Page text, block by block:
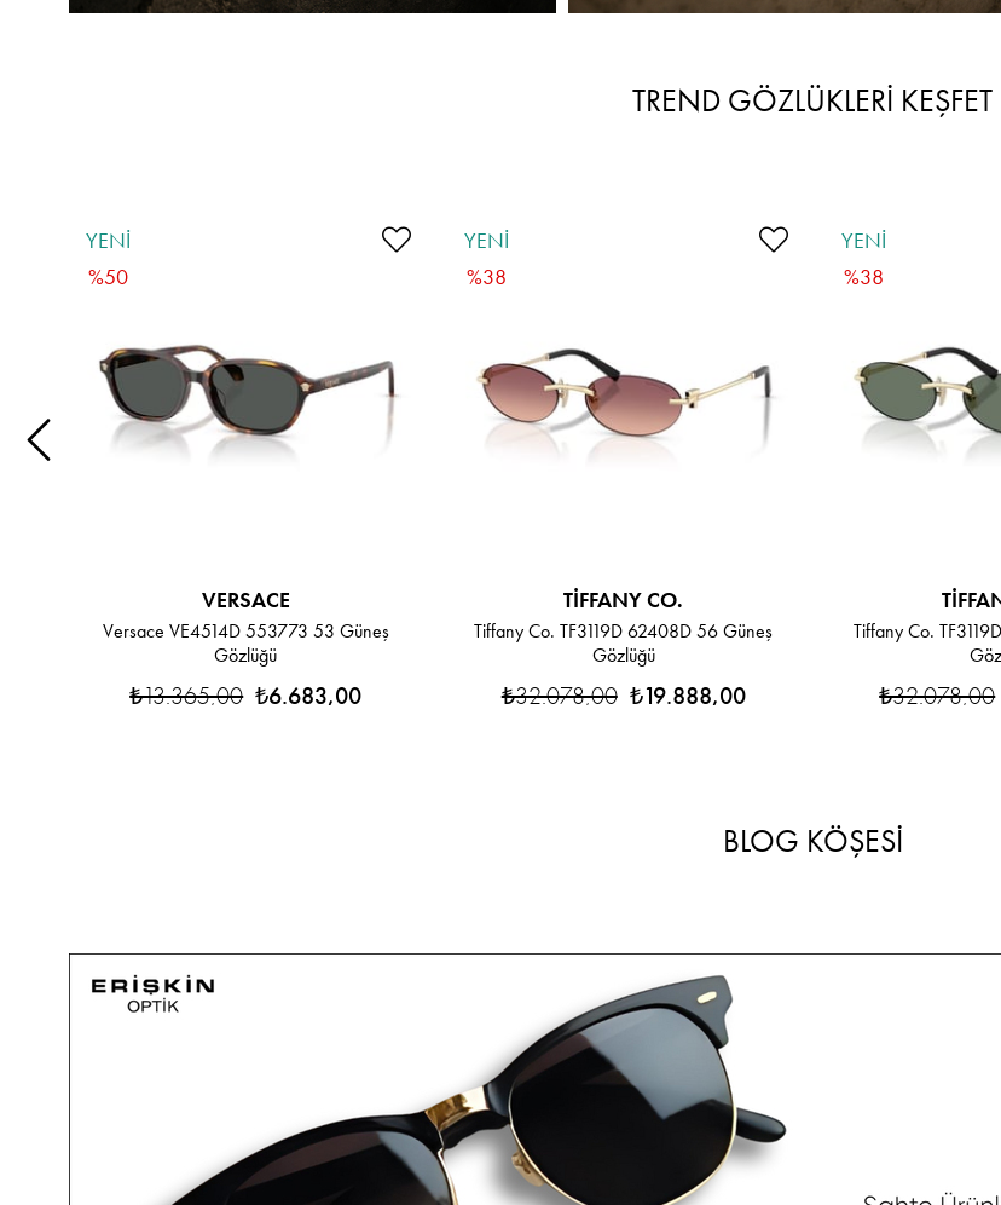
TREND GÖZLÜKLERİ KEŞFET
VERSACE
Versace VE4514D 553773 53 Güneş
Gözlüğü
₺6.683,00
₺13.365,00
%50
YENI
ÜRÜN
TIFFANY CO.
Tiffany Co. TF3119D 62408D 56 Güneş
Gözlüğü
₺19.888,00
₺32.078,00
%38
YENI
ÜRÜN
Tiffany Co.
₺32.078,00
%38
YENI
ÜRÜN
BLOG KÖŞESİ